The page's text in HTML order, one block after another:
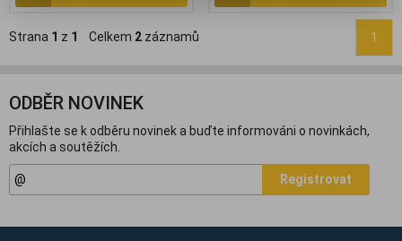
Strana 1 z 1 Celkem 2 záznamů 1
ODBĚR NOVINEK
Přihlašte se k odběru novinek a buďte informováni o novinkách,
akcích a soutěžích.
Registrovat